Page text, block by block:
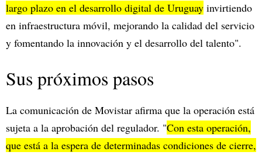
largo plazo en el desarrollo digital de Uruguay invirtiendo
en infraestructura móvil, mejorando la calidad del servicio
y fomentando la innovación y el desarrollo del talento".
Sus próximos pasos
La comunicación de Movistar afirma que la operación está
sujeta a la aprobación del regulador. "Con esta operación,
que está a la espera de determinadas condiciones de cierre,